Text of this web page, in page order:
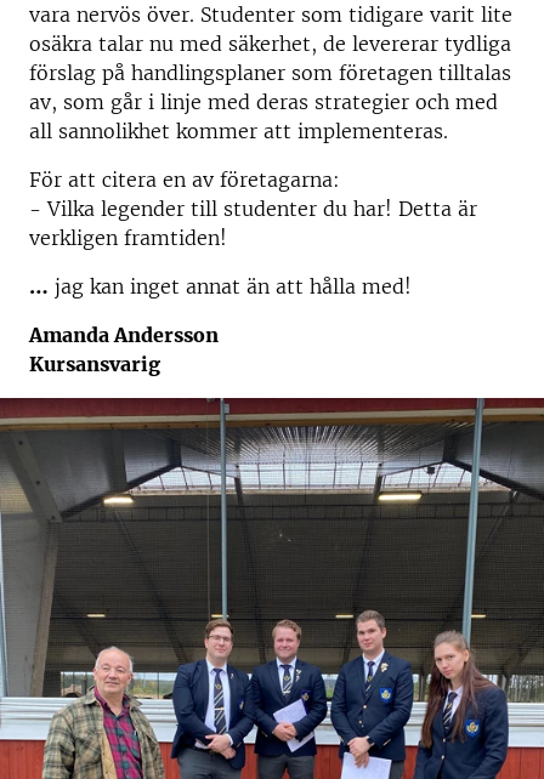
vara nervös över. Studenter som tidigare varit lite
osäkra talar nu med säkerhet, de levererar tydliga
förslag på handlingsplaner som företagen tilltalas
av, som går i linje med deras strategier och med
all sannolikhet kommer att implementeras.
För att citera en av företagarna:
- Vilka legender till studenter du har! Detta är
verkligen framtiden!
… jag kan inget annat än att hålla med!
Amanda Andersson
Kursansvarig